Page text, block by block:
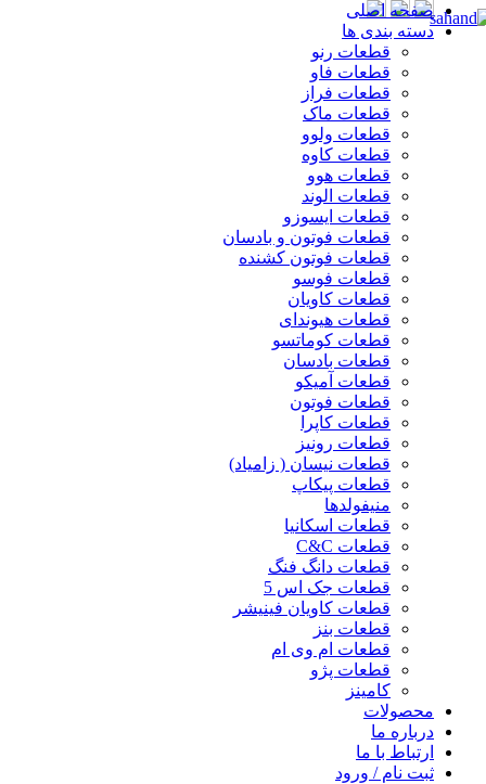
صفحه اصلی
دسته بندی ها
قطعات رنو
قطعات فاو
قطعات فراز
قطعات ماک
قطعات ولوو
قطعات کاوه
قطعات هوو
قطعات الوند
قطعات ایسوزو
قطعات فوتون و بادسان
قطعات فوتون کشنده
قطعات فوسو
قطعات کاویان
قطعات هیوندای
قطعات کوماتسو
قطعات بادسان
قطعات آمیکو
قطعات فوتون
قطعات کاپرا
قطعات رونیز
قطعات نیسان ( زامیاد)
قطعات پیکاپ
منیفولدها
قطعات اسکانیا
قطعات C&C
قطعات دانگ فنگ
قطعات جک اس 5
قطعات کاویان فینیشر
قطعات بنز
قطعات ام وی ام
قطعات پژو
کامینز
محصولات
درباره ما
ارتباط با ما
ثبت نام / ورود